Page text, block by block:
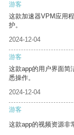
游客
这款加速器VPM应用
护。
2024-12-04
游客
这款app的用户界面简
悉操作。
2024-12-04
游客
这款app的视频资源非